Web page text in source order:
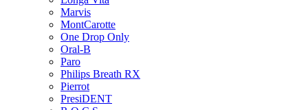
Marvis
MontCarotte
One Drop Only
Oral-B
Paro
Philips Breath RX
Pierrot
PresiDENT